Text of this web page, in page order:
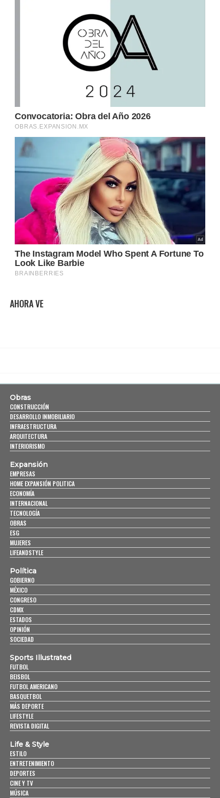
AHORA VE
Obras
CONSTRUCCIÓN
DESARROLLO INMOBILIARIO
INFRAESTRUCTURA
ARQUITECTURA
INTERIORISMO
Expansión
EMPRESAS
HOME EXPANSIÓN POLITICA
ECONOMÍA
INTERNACIONAL
TECNOLOGÍA
OBRAS
ESG
MUJERES
LIFEANDSTYLE
Política
GOBIERNO
MÉXICO
CONGRESO
CDMX
ESTADOS
OPINIÓN
SOCIEDAD
Sports Illustrated
FUTBOL
BEISBOL
FUTBOL AMERICANO
BASQUETBOL
MÁS DEPORTE
LIFESTYLE
REVISTA DIGITAL
Life & Style
ESTILO
ENTRETENIMIENTO
DEPORTES
CINE Y TV
MÚSICA